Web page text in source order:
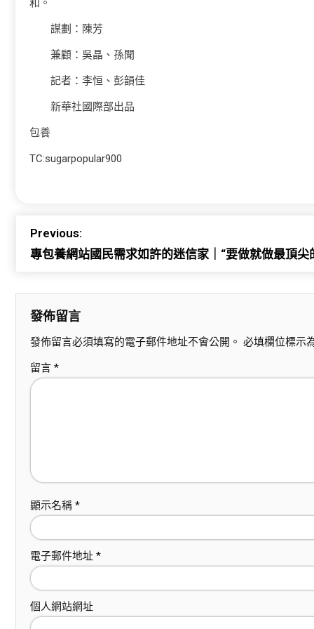
和。
謀劃：陳芳
兼顧：吳晶、孫聞
記者：李恒、彭韻佳
新華社國際部出品
包養
TC:sugarpopular900
Previous:
專包養網站國民需求如許的迷信家｜“要做就做最頂尖
發佈留言
發佈留言必須填寫的電子郵件地址不會公開。 必填欄位標示
留言 *
顯示名稱 *
電子郵件地址 *
個人網站網址